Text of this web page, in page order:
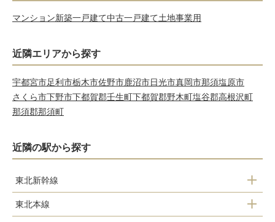
マンション新築一戸建て中古一戸建て土地事業用
近隣エリアから探す
宇都宮市足利市栃木市佐野市鹿沼市日光市真岡市那須塩原市
さくら市下野市下都賀郡壬生町下都賀郡野木町塩谷郡高根沢町
那須郡那須町
近隣の駅から探す
東北新幹線
小山駅
東北本線